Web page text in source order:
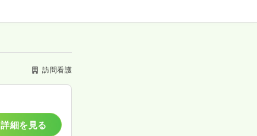
訪問看護
詳細を見る